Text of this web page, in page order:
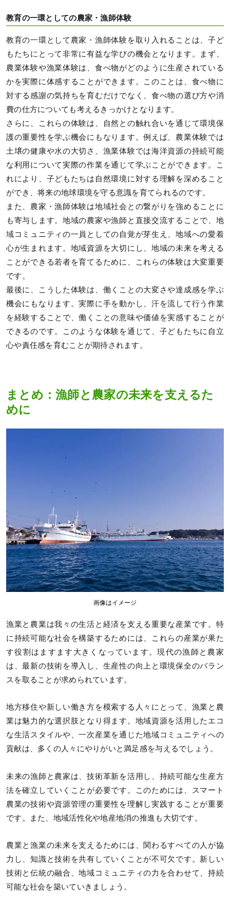
教育の一環としての農家・漁師体験
教育の一環として農家・漁師体験を取り入れることは、子ど
もたちにとって非常に有益な学びの機会となります。まず、
農業体験や漁業体験は、食べ物がどのように生産されている
かを実際に体感することができます。このことは、食べ物に
対する感謝の気持ちを育むだけでなく、食べ物の選び方や消
費の仕方についても考えるきっかけとなります。
さらに、これらの体験は、自然との触れ合いを通じて環境保
護の重要性を学ぶ機会にもなります。例えば、農業体験では
土壌の健康や水の大切さ、漁業体験では海洋資源の持続可能
な利用について実際の作業を通じて学ぶことができます。こ
れにより、子どもたちは自然環境に対する理解を深めること
ができ、将来の地球環境を守る意識を育てられるのです。
また、農家・漁師体験は地域社会との繋がりを強めることに
も寄与します。地域の農家や漁師と直接交流することで、地
域コミュニティの一員としての自覚が芽生え、地域への愛着
心が生まれます。地域資源を大切にし、地域の未来を考える
ことができる若者を育てるために、これらの体験は大変重要
です。
最後に、こうした体験は、働くことの大変さや達成感を学ぶ
機会にもなります。実際に手を動かし、汗を流して行う作業
を経験することで、働くことの意味や価値を実感することが
できるのです。このような体験を通じて、子どもたちに自立
心や責任感を育むことが期待されます。
まとめ：漁師と農家の未来を支えるた
めに
画像はイメージ
漁業と農業は我々の生活と経済を支える重要な産業です。特
に持続可能な社会を構築するためには、これらの産業が果た
す役割はますます大きくなっています。現代の漁師と農家
は、最新の技術を導入し、生産性の向上と環境保全のバラン
スを取ることが求められています。
地方移住や新しい働き方を模索する人々にとって、漁業と農
業は魅力的な選択肢となり得ます。地域資源を活用したエコ
な生活スタイルや、一次産業を通じた地域コミュニティへの
貢献は、多くの人々にやりがいと満足感を与えるでしょう。
未来の漁師と農家は、技術革新を活用し、持続可能な生産方
法を確立していくことが必要です。このためには、スマート
農業の技術や資源管理の重要性を理解し実践することが重要
です。また、地域活性化や地産地消の推進も大切です。
農業と漁業の未来を支えるためには、関わるすべての人が協
力し、知識と技術を共有していくことが不可欠です。新しい
技術と伝統の融合、地域コミュニティの力を合わせて、持続
可能な社会を築いていきましょう。